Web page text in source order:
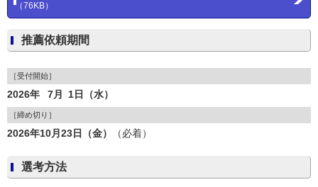
（76KB）
推薦依頼期間
［受付開始］
2026年 7月 1日（水）
［締め切り］
2026年10月23日（金） （必着）
選考方法